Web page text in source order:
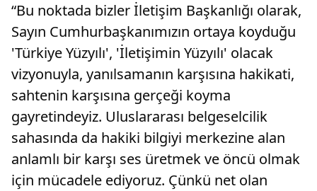
“Bu noktada bizler İletişim Başkanlığı olarak,
Sayın Cumhurbaşkanımızın ortaya koyduğu
'Türkiye Yüzyılı', 'İletişimin Yüzyılı' olacak
vizyonuyla, yanılsamanın karşısına hakikati,
sahtenin karşısına gerçeği koyma
gayretindeyiz. Uluslararası belgeselcilik
sahasında da hakiki bilgiyi merkezine alan
anlamlı bir karşı ses üretmek ve öncü olmak
için mücadele ediyoruz. Çünkü net olan